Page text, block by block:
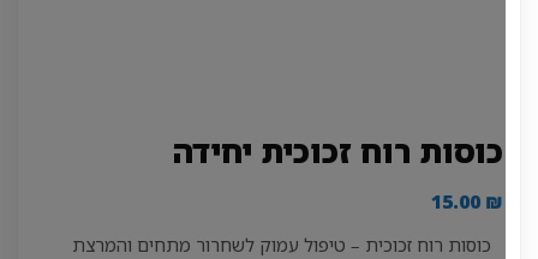
כוסות רוח זכוכית יחידה
15.00
כוסות רוח זכוכית – טיפול עמוק לשחרור מתחים והמרצת